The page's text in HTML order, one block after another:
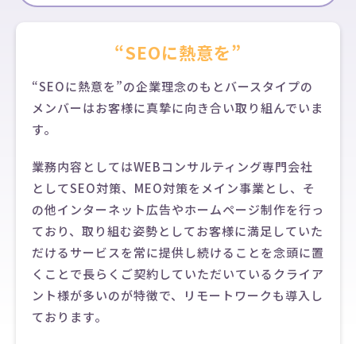
“SEOに熱意を”
“SEOに熱意を”の企業理念のもとバースタイプの
メンバーはお客様に真摯に向き合い取り組んでいま
す。
業務内容としてはWEBコンサルティング専門会社
としてSEO対策、MEO対策をメイン事業とし、そ
の他インターネット広告やホームページ制作を行っ
ており、取り組む姿勢としてお客様に満足していた
だけるサービスを常に提供し続けることを念頭に置
くことで長らくご契約していただいているクライア
ント様が多いのが特徴で、リモートワークも導入し
ております。